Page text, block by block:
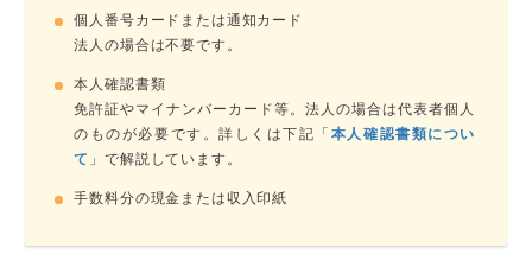
個人番号カードまたは通知カード
法人の場合は不要です。
本人確認書類
免許証やマイナンバーカード等。法人の場合は代表者個人
のものが必要です。詳しくは下記「 本人確認書類につい
て 」で解説しています。
手数料分の現金または収入印紙